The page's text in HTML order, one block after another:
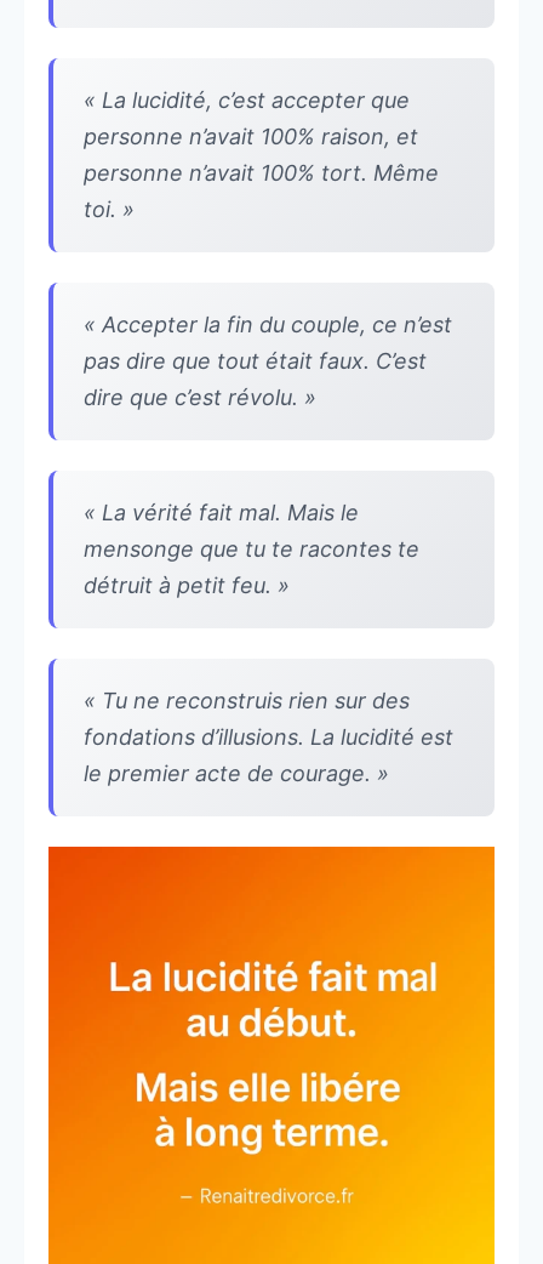
« La lucidité, c’est accepter que
personne n’avait 100% raison, et
personne n’avait 100% tort. Même
toi. »
« Accepter la fin du couple, ce n’est
pas dire que tout était faux. C’est
dire que c’est révolu. »
« La vérité fait mal. Mais le
mensonge que tu te racontes te
détruit à petit feu. »
« Tu ne reconstruis rien sur des
fondations d’illusions. La lucidité est
le premier acte de courage. »